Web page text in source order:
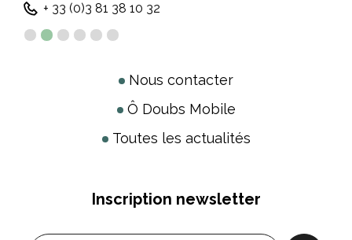
+ 33 (0)3 81 38 10 32
Nous contacter
Ô Doubs Mobile
Toutes les actualités
Inscription newsletter